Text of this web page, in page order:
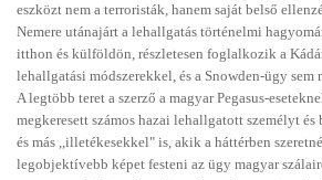
eszközt nem a terroristák, hanem saját belső
Nemere utánajárt a lehallgatás történelmi
itthon és külföldön, részletesen foglalkozik a
lehallgatási módszerekkel, és a Snowden-ügy
A legtöbb teret a szerző a magyar Pegasus-
megkeresett számos hazai lehallgatott személyt
és más ,,illetékesekkel" is, akik a háttérben
legobjektívebb képet festeni az ügy magyar